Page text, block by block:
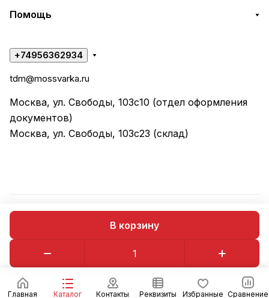
В корзину
Главная Каталог Контакты Реквизиты Избранные Сравнение
Помощь
+74956362934
tdm@mossvarka.ru
Москва, ул. Свободы, 103с10 (отдел оформления
документов)
Москва, ул. Свободы, 103с23 (склад)
© 2026 ООО "ТД МОССВАРКА"